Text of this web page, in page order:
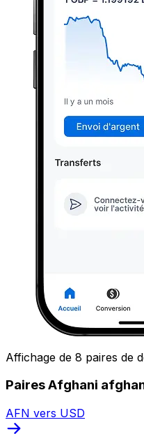
Affichage de 8 paires de
Paires Afghani
AFN vers USD